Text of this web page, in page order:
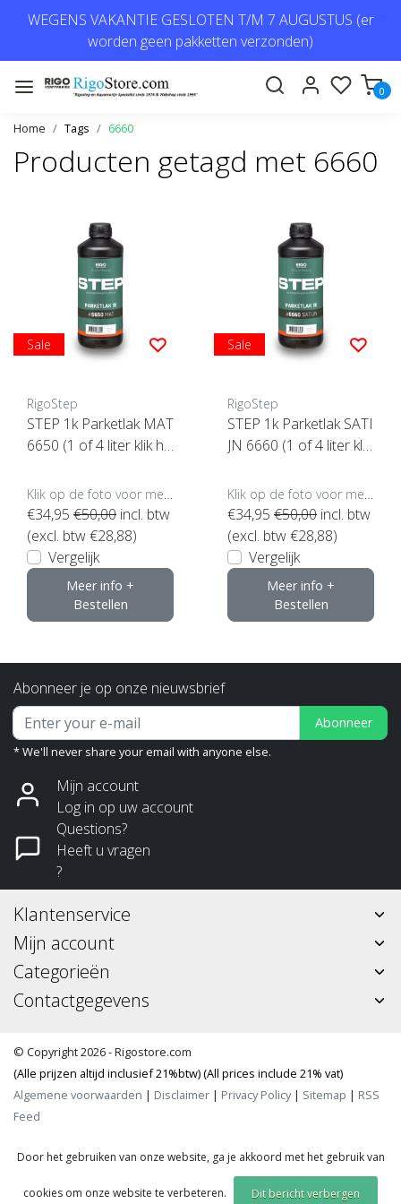
WEGENS VAKANTIE GESLOTEN T/M 7 AUGUSTUS (er
worden geen pakketten verzonden)
0
Home Tags 6660
Producten getagd met 6660
Sale
RigoStep
STEP 1k Parketlak MAT
6650 (1 of 4 liter klik hi
€34,95 €50,00 incl. btw
(excl. btw €28,88)
Vergelijk
Meer info +
Bestellen
Sale
RigoStep
STEP 1k Parketlak SATI
JN 6660 (1 of 4 liter klik
€34,95 €50,00 incl. btw
(excl. btw €28,88)
Vergelijk
Meer info +
Bestellen
Abonneer je op onze nieuwsbrief
Abonneer
* We'll never share your email with anyone else.
Mijn account
Log in op uw account
Questions?
Heeft u vragen
?
Klantenservice
Mijn account
Categorieën
Contactgegevens
© Copyright 2026 - Rigostore.com
(Alle prijzen altijd inclusief 21%btw) (All prices include 21% vat)
Algemene voorwaarden | Disclaimer | Privacy Policy| Sitemap | RSS
Feed
Door het gebruiken van onze website, ga je akkoord met het gebruik van
cookies om onze website te verbeteren. Dit bericht verbergen